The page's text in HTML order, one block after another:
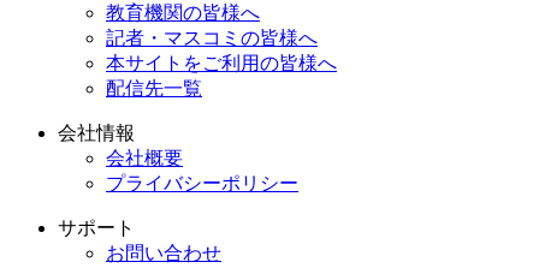
教育機関の皆様へ
記者・マスコミの皆様へ
本サイトをご利用の皆様へ
配信先一覧
会社情報
会社概要
プライバシーポリシー
サポート
お問い合わせ